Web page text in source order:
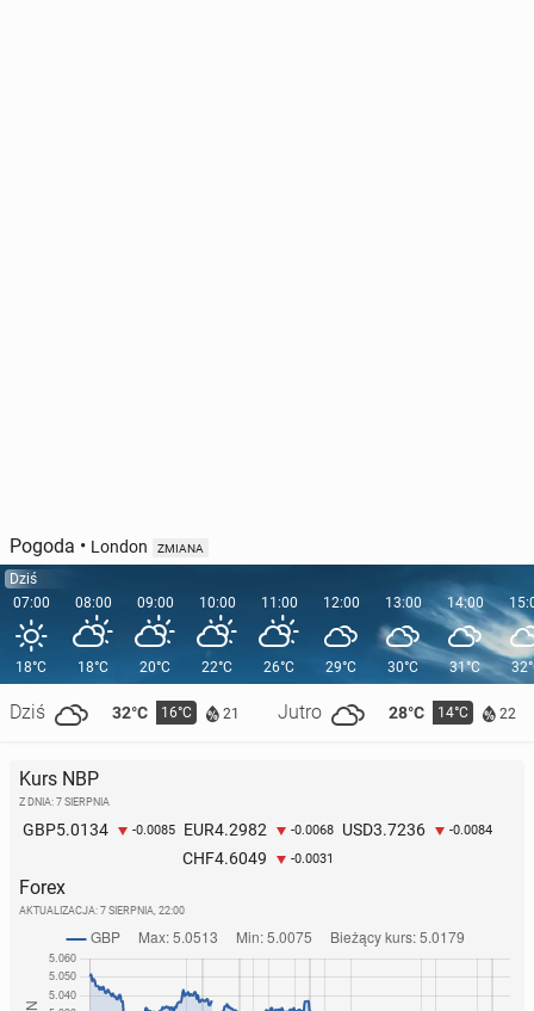
Pogoda • London ZMIANA
Dziś
07:00
18°C
Dziś 32°C 16°C 21 Jutro 28°C 14°C 22
08:00
18°C
09:00
20°C
10:00
22°C
11:00
26°C
12:00
29°C
13:00
30°C
14:00
31°C
Kurs NBP
Z DNIA: 7 SIERPNIA
GBP5.0134 -0.0085 EUR4.2982 -0.0068 USD3.7236 -0.0084
CHF4.6049 -0.0031
Forex
AKTUALIZACJA: 7 SIERPNIA, 22:00